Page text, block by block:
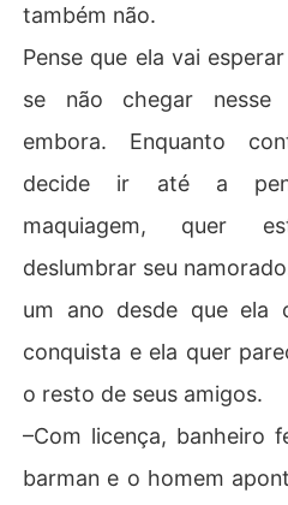
também não.
Pense que ela vai
se não chegar nesse
embora. Enquanto
decide ir até a
maquiagem, quer
deslumbrar seu
um ano desde que ela
conquista e ela quer
o resto de seus amigos.
–Com licença, banheiro
barman e o homem